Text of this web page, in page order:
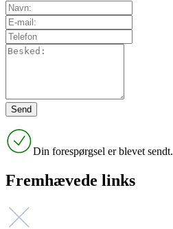
Din forespørgsel er blevet sendt.
Fremhævede links